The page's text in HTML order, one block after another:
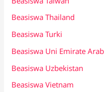
Beasiswa Thailand
Beasiswa Turki
Beasiswa Uni Emirate Arab
Beasiswa Uzbekistan
Beasiswa Vietnam